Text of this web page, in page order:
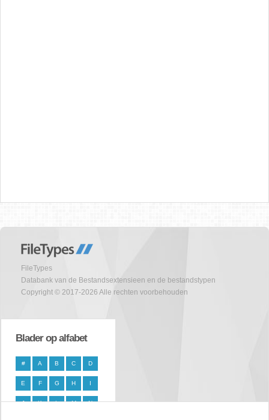
FileTypes
Databank van de Bestandsextensieen en de bestandstypen
Copyright © 2017-2026 Alle rechten voorbehouden
Blader op alfabet
# A B C D
E F G H I
J K L M N